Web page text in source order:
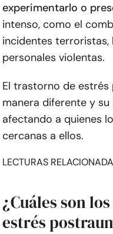
experimentarlo o
intenso, como el
incidentes terroristas,
personales violentas.
El trastorno de
manera diferente y
afectando a quienes
cercanas a ellos.
LECTURAS
¿Cuáles son
estrés